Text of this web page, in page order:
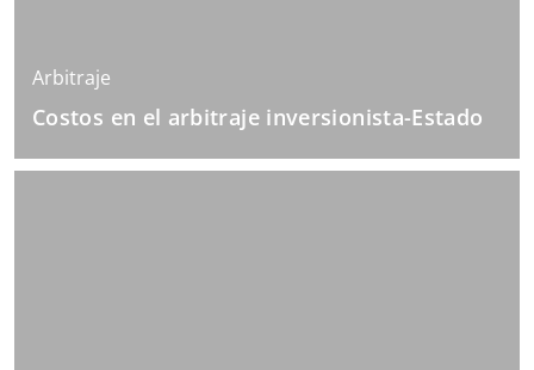
Arbitraje
Costos en el arbitraje inversionista-Estado